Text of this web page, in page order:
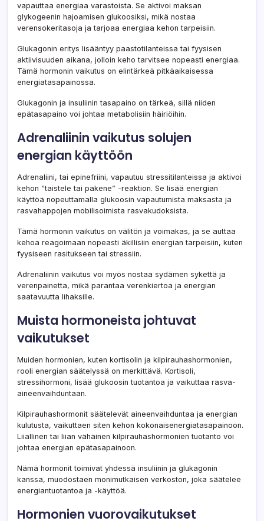
vapauttaa energiaa varastoista. Se aktivoi maksan
glykogeenin hajoamisen glukoosiksi, mikä nostaa
verensokeritasoja ja tarjoaa energiaa kehon tarpeisiin.
Glukagonin eritys lisääntyy paastotilanteissa tai fyysisen
aktiivisuuden aikana, jolloin keho tarvitsee nopeasti energiaa.
Tämä hormonin vaikutus on elintärkeä pitkäaikaisessa
energiatasapainossa.
Glukagonin ja insuliinin tasapaino on tärkeä, sillä niiden
epätasapaino voi johtaa metabolisiin häiriöihin.
Adrenaliinin vaikutus solujen
energian käyttöön
Adrenaliini, tai epinefriini, vapautuu stressitilanteissa ja aktivoi
kehon “taistele tai pakene” -reaktion. Se lisää energian
käyttöä nopeuttamalla glukoosin vapautumista maksasta ja
rasvahappojen mobilisoimista rasvakudoksista.
Tämä hormonin vaikutus on välitön ja voimakas, ja se auttaa
kehoa reagoimaan nopeasti äkillisiin energian tarpeisiin, kuten
fyysiseen rasitukseen tai stressiin.
Adrenaliinin vaikutus voi myös nostaa sydämen sykettä ja
verenpainetta, mikä parantaa verenkiertoa ja energian
saatavuutta lihaksille.
Muista hormoneista johtuvat
vaikutukset
Muiden hormonien, kuten kortisolin ja kilpirauhashormonien,
rooli energian säätelyssä on merkittävä. Kortisoli,
stressihormoni, lisää glukoosin tuotantoa ja vaikuttaa rasva-
aineenvaihduntaan.
Kilpirauhashormonit säätelevät aineenvaihduntaa ja energian
kulutusta, vaikuttaen siten kehon kokonaisenergiatasapainoon.
Liiallinen tai liian vähäinen kilpirauhashormonien tuotanto voi
johtaa energian epätasapainoon.
Nämä hormonit toimivat yhdessä insuliinin ja glukagonin
kanssa, muodostaen monimutkaisen verkoston, joka säätelee
energiantuotantoa ja -käyttöä.
Hormonien vuorovaikutukset